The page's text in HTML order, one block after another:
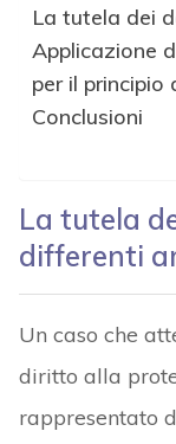
La tutela dei
Applicazione
per il principio
Conclusioni
La tutela
differenti
Un caso che
diritto alla
rappresentato